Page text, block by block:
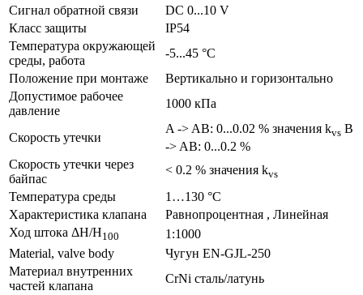
Сигнал обратной связи
DC 0...10 V
Класс защиты
IP54
Температура окружающей
среды, работа
-5...45 °C
Положение при монтаже
Вертикально и горизонтально
Допустимое рабочее
давление
1000 кПа
Скорость утечки
A -> AB: 0...0.02 % значения kvs B
-> AB: 0...0.2 %
Скорость утечки через
байпас
< 0.2 % значения kvs
Температура среды
1…130 °C
Характеристика клапана
Равнопроцентная , Линейная
Ход штока ΔH/H100
1:1000
Material, valve body
Чугун EN-GJL-250
Материал внутренних
частeй клапана
CrNi сталь/латунь